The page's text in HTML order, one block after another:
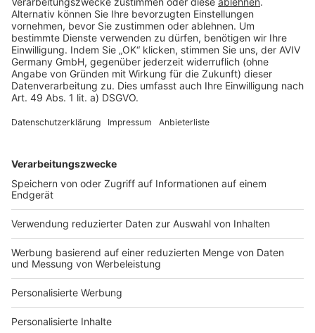
Rechtliches
AGB-Übersicht
Datenschutz
Impressum
Services
Bauprojekt-Quiz
Häuser-Suche
Hausanbieter-Suche
Bauprojekt-Profil
Für Unternehmen
Ihre Baufirma auf bauen.de